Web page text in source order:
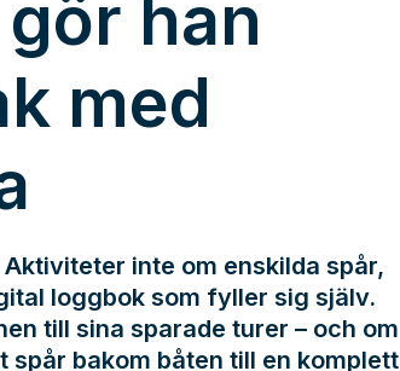
han
med
inte om enskilda spår,
loggbok som fyller sig själv.
till sina sparade turer – och om
bakom båten till en komplett